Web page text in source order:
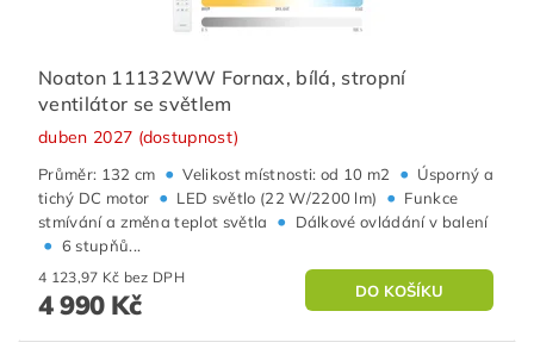
Noaton 11132WW Fornax, bílá, stropní
ventilátor se světlem
duben 2027 (dostupnost)
Průměr: 132 cm • Velikost místnosti: od 10 m2 • Úsporný a
tichý DC motor • LED světlo (22 W/2200 lm) • Funkce
stmívání a změna teplot světla
• Dálkové ovládání v balení
• 6 stupňů...
4 123,97 Kč bez DPH
4 990 Kč